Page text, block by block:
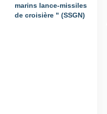
marins lance-missiles
de croisière " (SSGN)